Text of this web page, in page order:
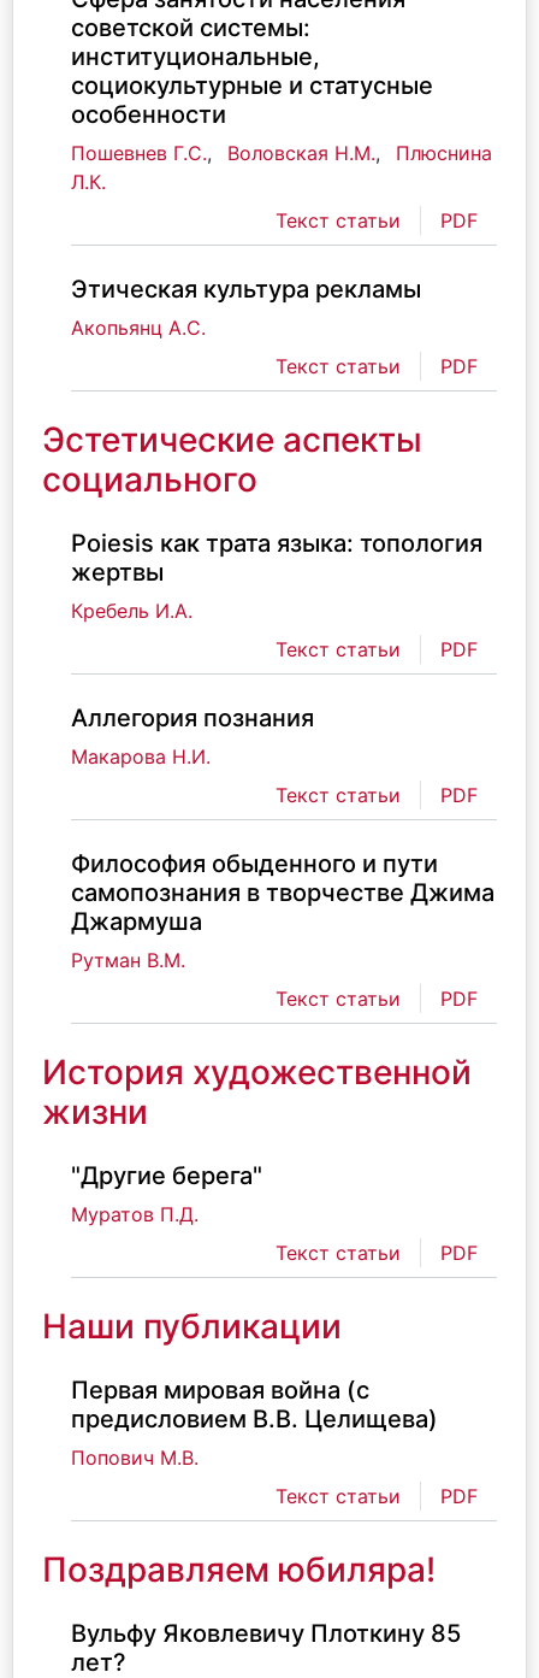
советской системы:
институциональные,
социокультурные и статусные
особенности
Пошевнев Г.С., Воловская Н.М.,
Плюснина
Л.К.
Текст статьи
PDF
Этическая культура рекламы
Акопьянц А.С.
Текст статьи
PDF
Эстетические аспекты
социального
Poiesis как трата языка: топология
жертвы
Кребель И.А.
Текст статьи
PDF
Аллегория познания
Макарова Н.И.
Текст статьи
PDF
Философия обыденного и пути
самопознания в творчестве Джима
Джармуша
Рутман В.М.
Текст статьи
PDF
История художественной
жизни
"Другие берега"
Муратов П.Д.
Текст статьи
PDF
Наши публикации
Первая мировая война (с
предисловием В.В. Целищева)
Попович М.В.
Текст статьи
PDF
Поздравляем юбиляра!
Вульфу Яковлевичу Плоткину 85
лет?